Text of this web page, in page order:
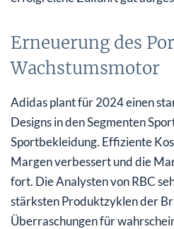
Erneuerung des
Wachstumsmotor
Adidas plant für 2024 einen
Designs in den Segmenten
Sportbekleidung. Effiziente
Margen verbessert und die
fort. Die Analysten von RBC
stärksten Produktzyklen der
Überraschungen für